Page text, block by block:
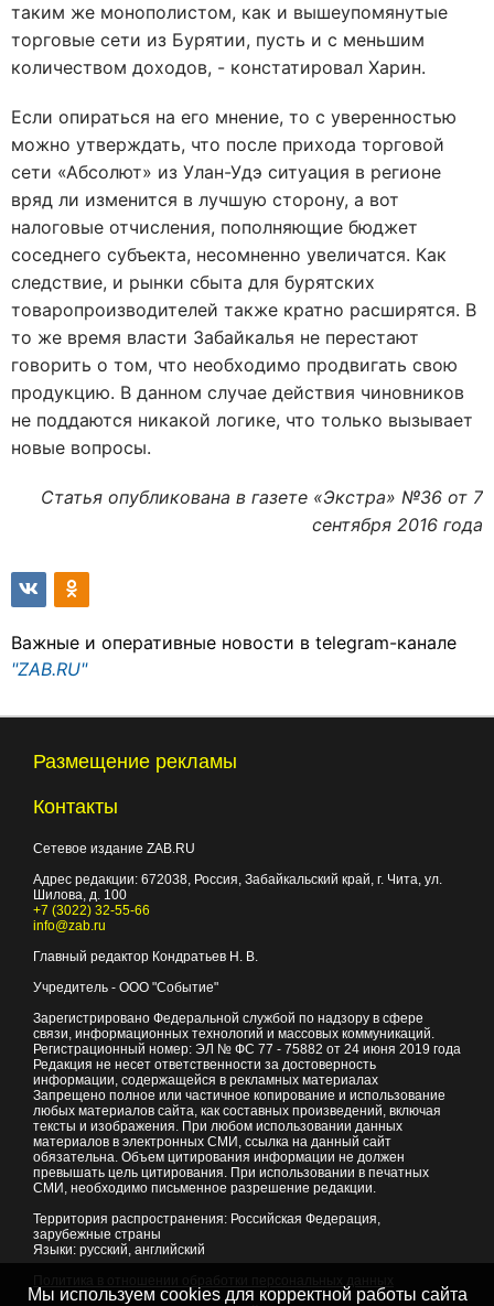
таким же монополистом, как и вышеупомянутые
торговые сети из Бурятии, пусть и с меньшим
количеством доходов, - констатировал Харин.
Если опираться на его мнение, то с уверенностью
можно утверждать, что после прихода торговой
сети «Абсолют» из Улан-Удэ ситуация в регионе
вряд ли изменится в лучшую сторону, а вот
налоговые отчисления, пополняющие бюджет
соседнего субъекта, несомненно увеличатся. Как
следствие, и рынки сбыта для бурятских
товаропроизводителей также кратно расширятся. В
то же время власти Забайкалья не перестают
говорить о том, что необходимо продвигать свою
продукцию. В данном случае действия чиновников
не поддаются никакой логике, что только вызывает
новые вопросы.
Статья опубликована в газете «Экстра» №36 от 7
сентября 2016 года
Важные и оперативные новости в telegram-канале
"ZAB.RU"
Размещение рекламы
Контакты
Сетевое издание ZAB.RU
Адрес редакции: 672038, Россия, Забайкальский край, г. Чита, ул.
Шилова, д. 100
+7 (3022) 32-55-66
info@zab.ru
Главный редактор Кондратьев Н. В.
Учредитель - ООО "Событие"
Зарегистрировано Федеральной службой по надзору в сфере
связи, информационных технологий и массовых коммуникаций.
Регистрационный номер: ЭЛ № ФС 77 - 75882 от 24 июня 2019 года
Редакция не несет ответственности за достоверность
информации, содержащейся в рекламных материалах
Запрещено полное или частичное копирование и использование
любых материалов сайта, как составных произведений, включая
тексты и изображения. При любом использовании данных
материалов в электронных СМИ, ссылка на данный сайт
обязательна. Объем цитирования информации не должен
превышать цель цитирования. При использовании в печатных
СМИ, необходимо письменное разрешение редакции.
Территория распространения: Российская Федерация,
зарубежные страны
Языки: русский, английский
Мы используем cookies для корректной работы сайта